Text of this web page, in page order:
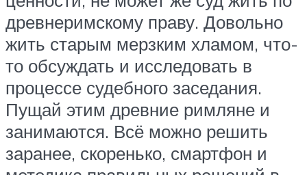
древнеримскому праву. Довольно
жить старым мерзким хламом, что-
то обсуждать и исследовать в
процессе судебного заседания.
Пущай этим древние римляне и
занимаются. Всё можно решить
заранее, скоренько, смартфон и